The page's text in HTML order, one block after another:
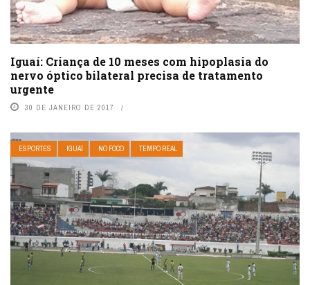
Iguaí: Criança de 10 meses com hipoplasia do
nervo óptico bilateral precisa de tratamento
urgente
30 DE JANEIRO DE 2017
ESPORTES IGUAÍ NO FOCO TEMPO REAL